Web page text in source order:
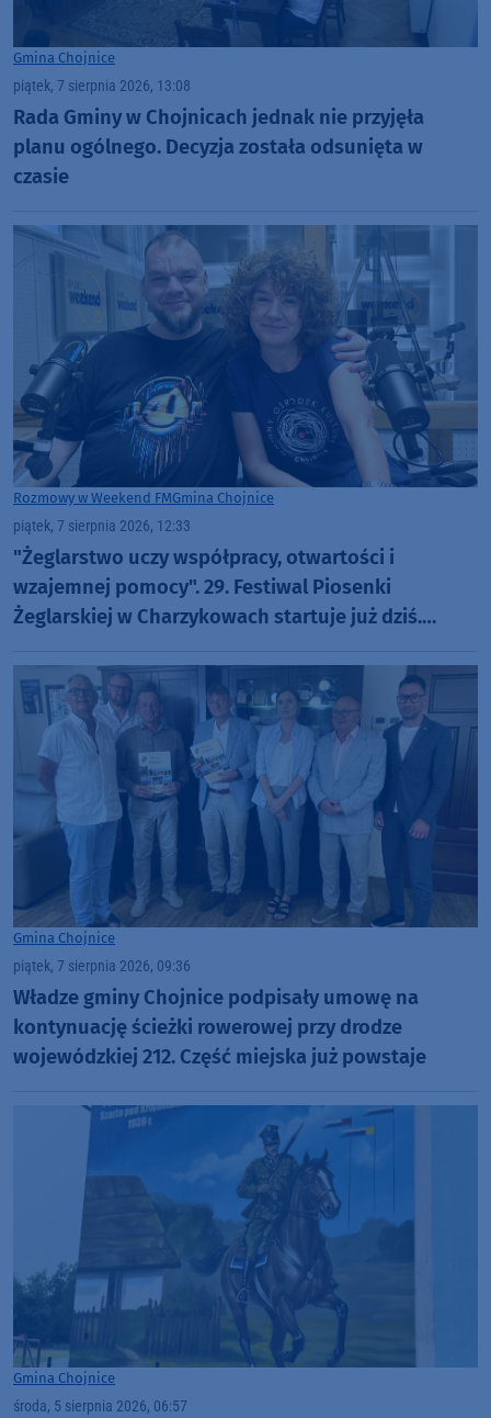
Gmina Chojnice
piątek, 7 sierpnia 2026, 13:08
Rada Gminy w Chojnicach jednak nie przyjęła
planu ogólnego. Decyzja została odsunięta w
czasie
Rozmowy w Weekend FMGmina Chojnice
piątek, 7 sierpnia 2026, 12:33
"Żeglarstwo uczy współpracy, otwartości i
wzajemnej pomocy". 29. Festiwal Piosenki
Żeglarskiej w Charzykowach startuje już dziś.
Gmina Chojnice
piątek, 7 sierpnia 2026, 09:36
Władze gminy Chojnice podpisały umowę na
kontynuację ścieżki rowerowej przy drodze
wojewódzkiej 212. Część miejska już powstaje
Gmina Chojnice
środa, 5 sierpnia 2026, 06:57